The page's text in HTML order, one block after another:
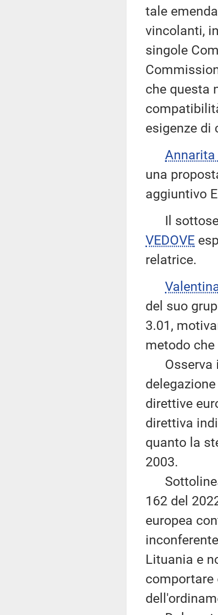
tale
vincolanti,
singole
che questa
esigenze di
Annarita
una
aggiuntivo
Il
VEDOVE
relatrice.
del suo
3.01,
metodo
Osserva
direttive
direttiva
quanto la
2003.
162 del
europea
Lituania e